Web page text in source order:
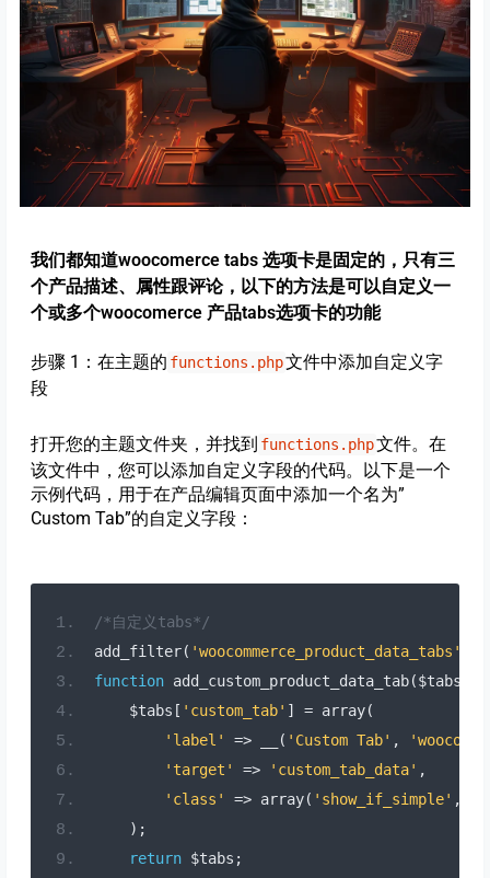
我们都知道woocomerce tabs 选项卡是固定的，只有三
个产品描述、属性跟评论，以下的方法是可以自定义一
个或多个woocomerce 产品tabs选项卡的功能
步骤 1：在主题的 functions.php文件中添加自定义字
段
打开您的主题文件夹，并找到 functions.php文件。在
该文件中，您可以添加自定义字段的代码。以下是一个
示例代码，用于在产品编辑页面中添加一个名为”
Custom Tab”的自定义字段：
/*自定义tabs*/
add_filter( 'woocommerce_product_data_tabs'
function add_custom_product_data_tab($tabs
    $tabs
[ 'custom_tab' ] = array(
'label'
=> __ ( 'Custom Tab' ,
'target'
=> 'custom_tab_data' ,
'class'
=> array( 'show_if_simple' ,
);
return $tabs ;